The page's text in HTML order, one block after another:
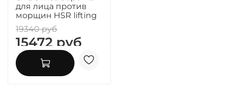
для лица против
морщин HSR lifting
19340 руб
15472 руб